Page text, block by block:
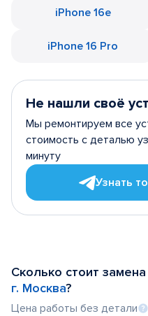
iPhone 16e
iPhone 16 Pro
Не нашли своё
Мы ремонтируем все
стоимость с деталью
минуту
Узнать
Сколько стоит
г. Москва?
Цена работы без детали